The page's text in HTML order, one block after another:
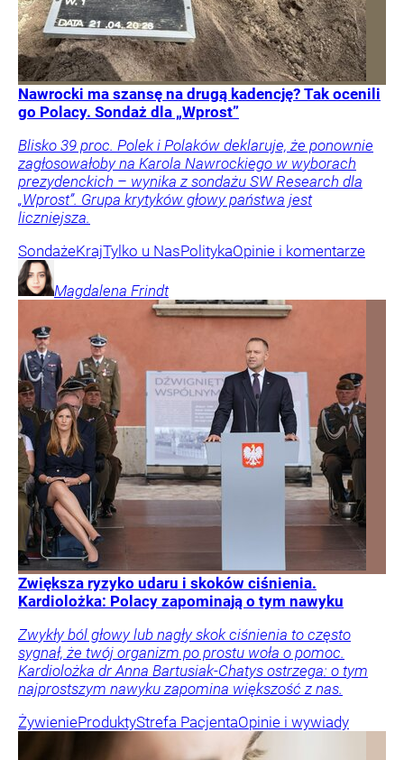
Nawrocki ma szansę na drugą kadencję? Tak ocenili
go Polacy. Sondaż dla „Wprost”
Blisko 39 proc. Polek i Polaków deklaruje, że ponownie
zagłosowałoby na Karola Nawrockiego w wyborach
prezydenckich – wynika z sondażu SW Research dla
„Wprost”. Grupa krytyków głowy państwa jest
liczniejsza.
SondażeKrajTylko u NasPolitykaOpinie i komentarze
Magdalena Frindt
Zwiększa ryzyko udaru i skoków ciśnienia.
Kardiolożka: Polacy zapominają o tym nawyku
Zwykły ból głowy lub nagły skok ciśnienia to często
sygnał, że twój organizm po prostu woła o pomoc.
Kardiolożka dr Anna Bartusiak-Chatys ostrzega: o tym
najprostszym nawyku zapomina większość z nas.
ŻywienieProduktyStrefa PacjentaOpinie i wywiady